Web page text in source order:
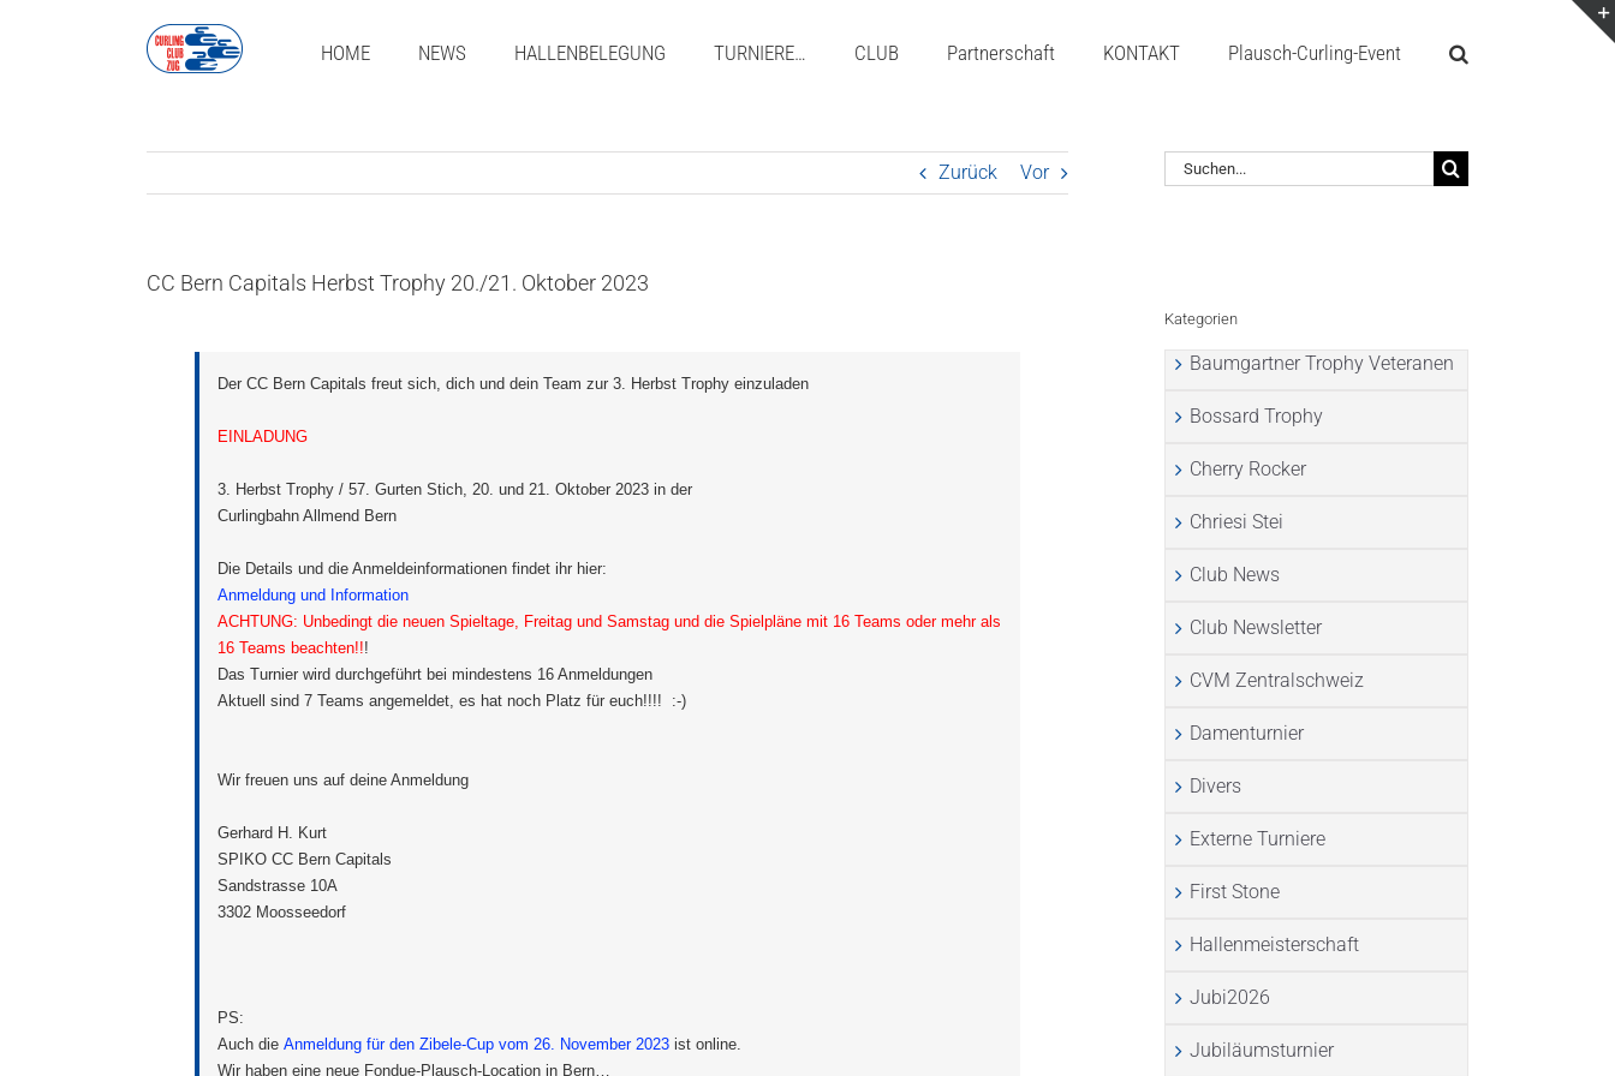
HOME NEWS HALLENBELEGUNG TURNIERE… CLUB Partnerschaft KONTAKT Plausch-Curling-Event
Zurück Vor
CC Bern Capitals Herbst Trophy 20./21. Oktober 2023
Der CC Bern Capitals freut sich, dich und dein Team zur 3. Herbst Trophy einzuladen
EINLADUNG
3. Herbst Trophy / 57. Gurten Stich, 20. und 21. Oktober 2023 in der
Curlingbahn Allmend Bern
Die Details und die Anmeldeinformationen findet ihr hier:
Anmeldung und Information
ACHTUNG: Unbedingt die neuen Spieltage, Freitag und Samstag und die Spielpläne mit 16 Teams oder mehr als
16 Teams beachten!!!
Das Turnier wird durchgeführt bei mindestens 16 Anmeldungen
Aktuell sind 7 Teams angemeldet, es hat noch Platz für euch!!!! :-)
Wir freuen uns auf deine Anmeldung
Gerhard H. Kurt
SPIKO CC Bern Capitals
Sandstrasse 10A
3302 Moosseedorf
PS:
Auch die Anmeldung für den Zibele-Cup vom 26. November 2023 ist online.
Wir haben eine neue Fondue-Plausch-Location in Bern…
Suche
nach:
Kategorien
Baumgartner Trophy Veteranen
Bossard Trophy
Cherry Rocker
Chriesi Stei
Club News
Club Newsletter
CVM Zentralschweiz
Damenturnier
Divers
Externe Turniere
First Stone
Hallenmeisterschaft
Jubi2026
Jubiläumsturnier